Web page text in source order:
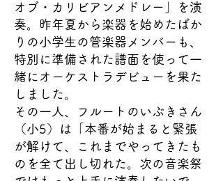
オブ・カリビアンメドレー」を演
奏。昨年夏から楽器を始めたばか
りの小学生の管楽器メンバーも、
特別に準備された譜面を使って一
緒にオーケストラデビューを果た
しました。
その一人、フルートのいぶきさん
（小5）は「本番が始まると緊張
が解けて、これまでやってきたも
のを全て出し切れた。次の音楽祭